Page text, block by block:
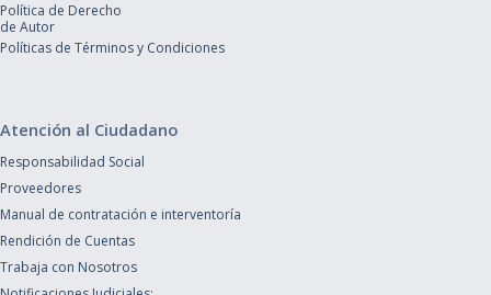
Política de Derecho
de Autor
Políticas de Términos y Condiciones
Atención al Ciudadano
Responsabilidad Social
Proveedores
Manual de contratación e interventoría
Rendición de Cuentas
Trabaja con Nosotros